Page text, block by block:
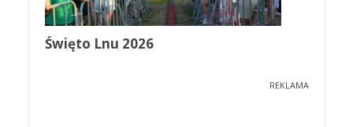
Święto Lnu 2026
REKLAMA